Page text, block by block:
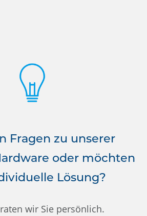
Fragen zu unserer
oder möchten
Lösung?
wir Sie persönlich.